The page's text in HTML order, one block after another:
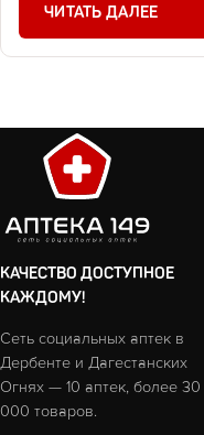
ЧИТАТЬ ДАЛЕЕ
КАЧЕСТВО ДОСТУПНОЕ
КАЖДОМУ!
Сеть социальных аптек в
Дербенте и Дагестанских
Огнях — 10 аптек, более 30
000 товаров.